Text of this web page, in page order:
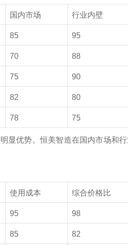
国内市场 行业内壁
85 95
70 88
75 90
82 80
78 75
显优势。恒美智造在国内市场和
使用成本 综合价格比
95 98
85 82